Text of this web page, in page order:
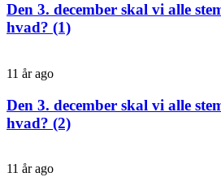
Den 3. december skal vi alle
hvad? (1)
11 år ago
Den 3. december skal vi alle
hvad? (2)
11 år ago